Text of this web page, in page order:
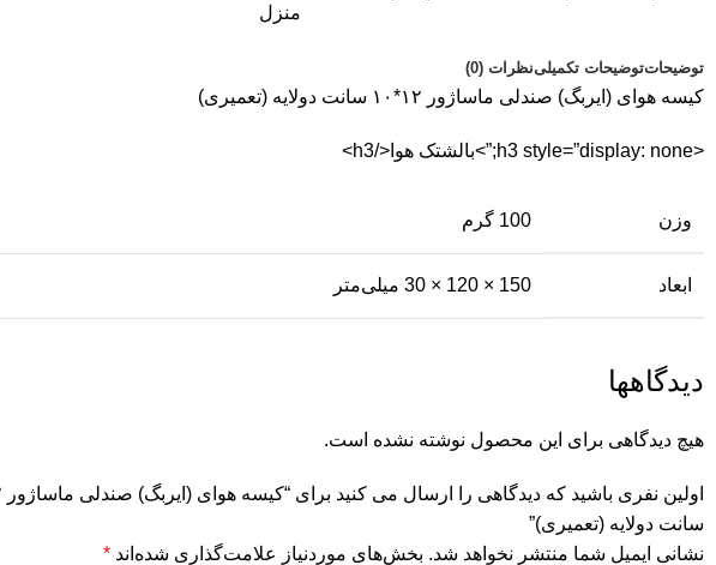
منزل
توضیحاتتوضیحات تکمیلینظرات (0)
کیسه هوای (ایربگ) صندلی ماساژور ۱۲*۱۰ سانت دولایه (تعمیری)
<h3 style=”display: none;”> بالشتک هوا</h3>
وزن 100 گرم
ابعاد 150 × 120 × 30 میلی‌متر
دیدگاهها
هیچ دیدگاهی برای این محصول نوشته نشده است.
سانت دولایه (تعمیری)”
نشانی ایمیل شما منتشر نخواهد شد. بخش‌های موردنیاز علامت‌گذاری شده‌اند *